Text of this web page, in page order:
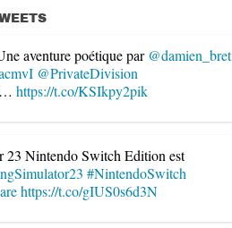
aventure poétique par @damien_bret
@PrivateDivision
https://t.co/KSIkpy2pik
23 Nintendo Switch Edition est
#NintendoSwitch
https://t.co/gIUS0s6d3N